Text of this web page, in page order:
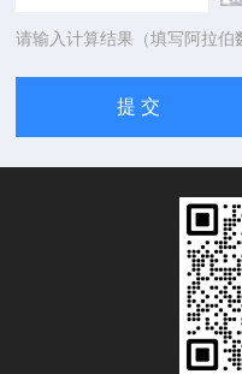
请输入计算结果（填写阿拉伯